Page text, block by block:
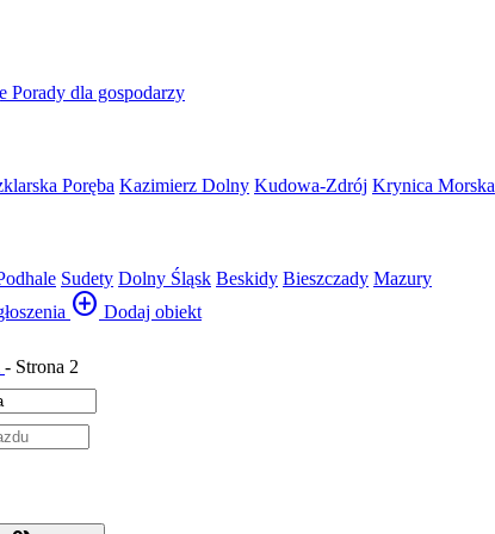
Porady dla gospodarzy
Poręba Kazimierz Dolny Kudowa-Zdrój Krynica Morska
Sudety Dolny Śląsk Beskidy Bieszczady Mazury
add_circle Dodaj obiekt
- Strona 2